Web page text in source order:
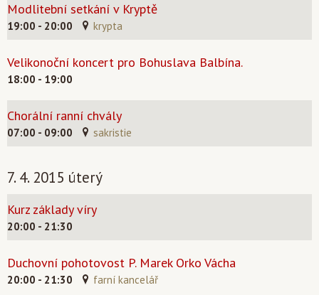
Modlitební setkání v Kryptě
19:00 - 20:00 krypta
Velikonoční koncert pro Bohuslava Balbína.
18:00 - 19:00
Chorální ranní chvály
07:00 - 09:00 sakristie
7. 4. 2015 úterý
Kurz základy víry
20:00 - 21:30
Duchovní pohotovost P. Marek Orko Vácha
20:00 - 21:30 farní kancelář